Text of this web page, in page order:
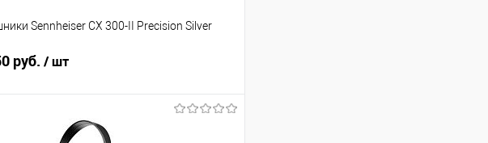
Sennheiser CX 300-II Precision Silver
руб. / шт
В корзину